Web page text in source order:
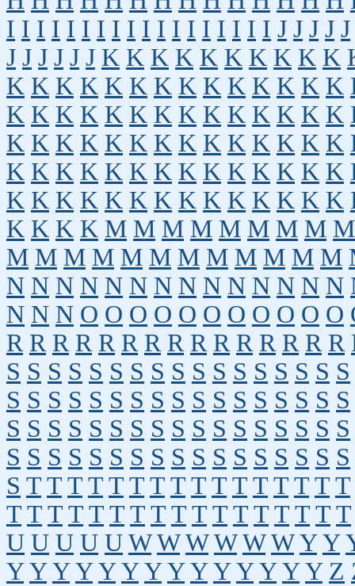
I I I I I I I I I I I I I I I I I I J J J J J
J J J J J J K K K K K K K K K K
K K K K K K K K K K K K K K
K K K K K K K K K K K K K K
K K K K K K K K K K K K K K
K K K K K K K K K K K K K K
K K K K K K K K K K K K K K
K K K K M M M M M M M M M
M M M M M M M M M M M M
N N N N N N N N N N N N N N
N N N O O O O O O O O O O O
R R R R R R R R R R R R R R R
S S S S S S S S S S S S S S S S S
S S S S S S S S S S S S S S S S S
S S S S S S S S S S S S S S S S S
S S S S S S S S S S S S S S S S S
S T T T T T T T T T T T T T T T T
T T T T T T T T T T T T T T T T T
U U U U U W W W W W W Y Y
Y Y Y Y Y Y Y Y Y Y Y Y Y Y Z